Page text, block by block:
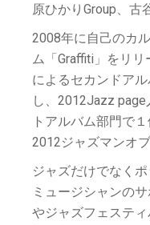
原ひかりGroup、古
2008年に自己のカ
ム「Graffiti」をリ
によるセカンドア
し、2012Jazz
トアルバム部門で
2012ジャズマンオ
ジャズだけでなく
ミュージシャンの
やジャズフェステ